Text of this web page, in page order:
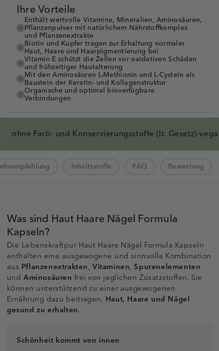
Ihre Vorteile
Enthält wertvolle Vitamine, Mineralien, Aminosäuren,
Pflanzenpulver mit natürlichem Nährstoffkomplex
und Pflanzenextrakte
Biotin und Kupfer tragen zur Erhaltung normaler
Haut, Haare und Haarpigmentierung bei
Vitamin E schützt die Zellen vor oxidativen Schäden
und frühzeitiger Hautalterung
Mit den Aminosäuren L-Methionin und L-Cystein als
Baustein der Keratin- und Kollagenstruktur
Organische und optimal bioverfügbare
Verbindungen
ohne Farb- und Konservierungsstoffe (lt. Gesetz)·
Inhaltsstoffe FAQ Bewertung
Was sind Haut Haare Nägel Formula
Kapseln?
Die Lebenskraftpur Haut Haare Nägel Formula Kapseln
enthalten eine ausgewogene und sinnvolle Kombination
aus Pflanzenextrakten, Vitaminen,Spurenelementen
und Aminosäuren frei von jeglichen Zusatzstoffen. Sie
können unterstützend zu einer ausgewogenen
Ernährung dazu beitragen, Haut, Haare und Nägel
gesund zu erhalten.
Schönheit kommt von innen